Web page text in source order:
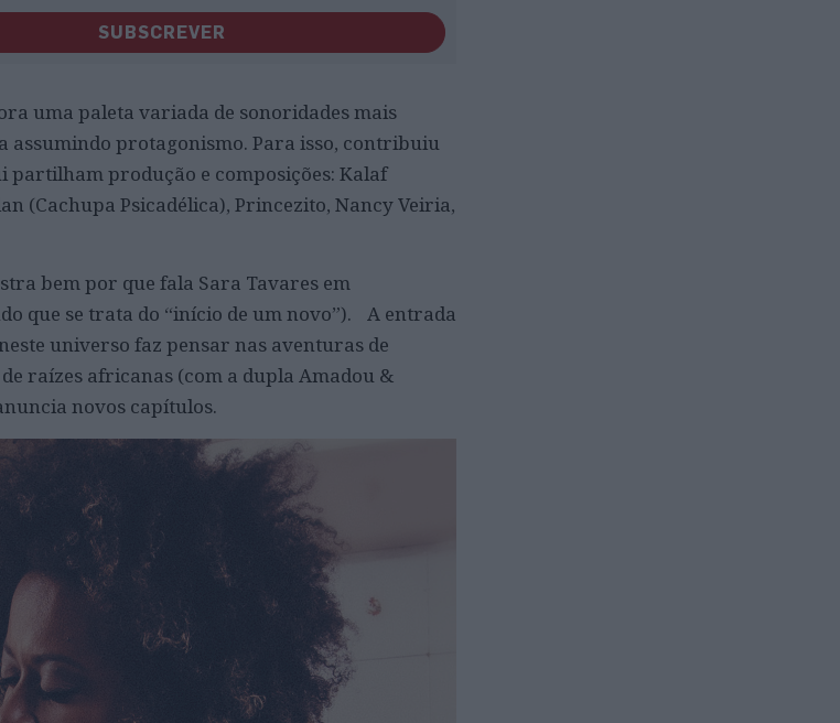
SUBSCREVER
uma paleta variada de sonoridades mais
assumindo protagonismo. Para isso, contribuiu
partilham produção e composições: Kalaf
(Cachupa Psicadélica), Princezito, Nancy Veiria,
bem por que fala Sara Tavares em
que se trata do “início de um novo”). A entrada
universo faz pensar nas aventuras de
raízes africanas (com a dupla Amadou &
novos capítulos.